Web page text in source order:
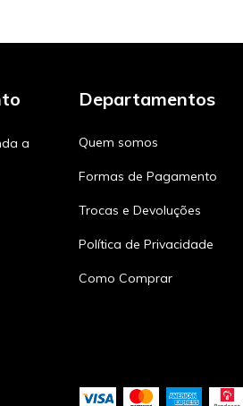
a
Departamentos
Quem somos
Formas de Pagamento
Trocas e Devoluções
Política de Privacidade
Como Comprar